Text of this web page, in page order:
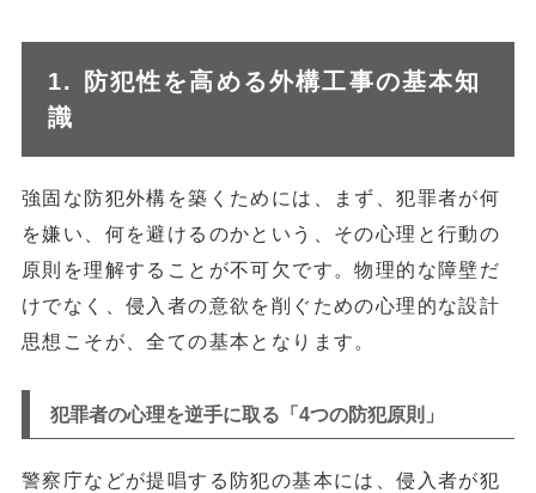
1. 防犯性を高める外構工事の基本知
識
強固な防犯外構を築くためには、まず、犯罪者が何
を嫌い、何を避けるのかという、その心理と行動の
原則を理解することが不可欠です。物理的な障壁だ
けでなく、侵入者の意欲を削ぐための心理的な設計
思想こそが、全ての基本となります。
犯罪者の心理を逆手に取る「4つの防犯原則」
警察庁などが提唱する防犯の基本には、侵入者が犯